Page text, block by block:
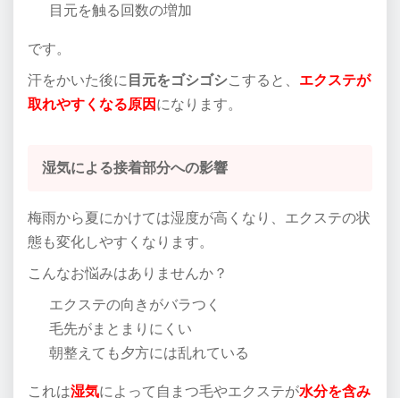
目元を触る回数の増加
です。
汗をかいた後に 目元をゴシゴシこすると、 エクステが
取れやすくなる原因 になります。
湿気による接着部分への影響
梅雨から夏にかけては湿度が高くなり、エクステの状
態も変化しやすくなります。
こんなお悩みはありませんか？
エクステの向きがバラつく
毛先がまとまりにくい
朝整えても夕方には乱れている
これは湿気によって自まつ毛やエクステが水分を含み